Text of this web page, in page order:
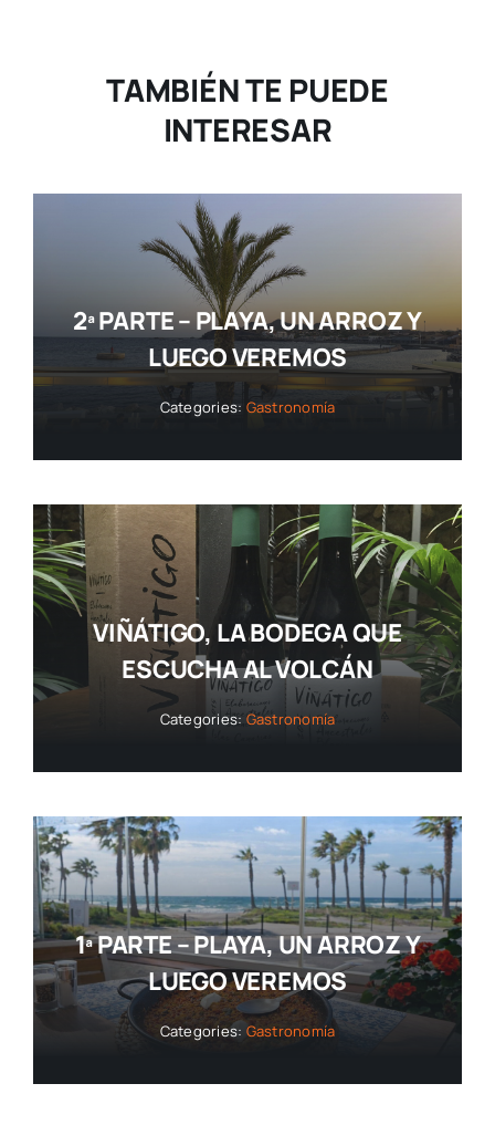
TAMBIÉN TE PUEDE
INTERESAR
2ª PARTE – PLAYA, UN ARROZ Y
LUEGO VEREMOS
Categories: Gastronomía
VIÑÁTIGO, LA BODEGA QUE
ESCUCHA AL VOLCÁN
Categories:Gastronomía
1ª PARTE – PLAYA, UN ARROZ Y
LUEGO VEREMOS
Categories: Gastronomía